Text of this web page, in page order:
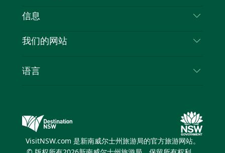
隐私
Cookie 通知
目的地
新南威尔士州公路旅行
活动
信息
旅行信息
新南威尔士州的商业
我们的网站
新南威尔士州旅游局媒体中心
缤纷悉尼灯光音乐节
语言
VisitNSW.com 是新南威尔士州旅游局的官方旅游网站。